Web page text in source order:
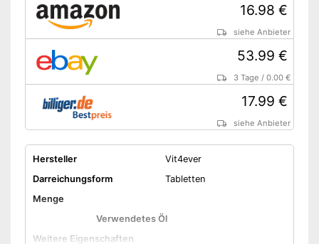
16.98 €
siehe Anbieter
53.99 €
3 Tage /0.00 €
17.99 €
siehe Anbieter
Hersteller
Vit4ever
Darreichungsform
Tabletten
Menge
Verwendetes Öl
Weitere Eigenschaften